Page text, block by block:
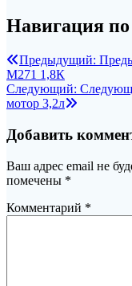
Навигация
Предыдущий:
M271 1,8К
Следующий:
мотор 3,2л
Добавить
Ваш адрес email не
помечены *
Комментарий *